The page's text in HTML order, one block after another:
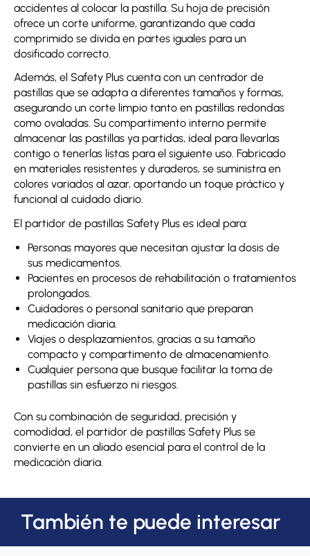
accidentes al colocar la pastilla. Su hoja de precisión
ofrece un corte uniforme, garantizando que cada
comprimido se divida en partes iguales para un
dosificado correcto.
Además, el Safety Plus cuenta con un centrador de
pastillas que se adapta a diferentes tamaños y formas,
asegurando un corte limpio tanto en pastillas redondas
como ovaladas. Su compartimento interno permite
almacenar las pastillas ya partidas, ideal para llevarlas
contigo o tenerlas listas para el siguiente uso. Fabricado
en materiales resistentes y duraderos, se suministra en
colores variados al azar, aportando un toque práctico y
funcional al cuidado diario.
El partidor de pastillas Safety Plus es ideal para:
Personas mayores que necesitan ajustar la dosis de
sus medicamentos.
Pacientes en procesos de rehabilitación o tratamientos
prolongados.
Cuidadores o personal sanitario que preparan
medicación diaria.
Viajes o desplazamientos, gracias a su tamaño
compacto y compartimento de almacenamiento.
Cualquier persona que busque facilitar la toma de
pastillas sin esfuerzo ni riesgos.
Con su combinación de seguridad, precisión y
comodidad, el partidor de pastillas Safety Plus se
convierte en un aliado esencial para el control de la
medicación diaria.
También te puede interesar